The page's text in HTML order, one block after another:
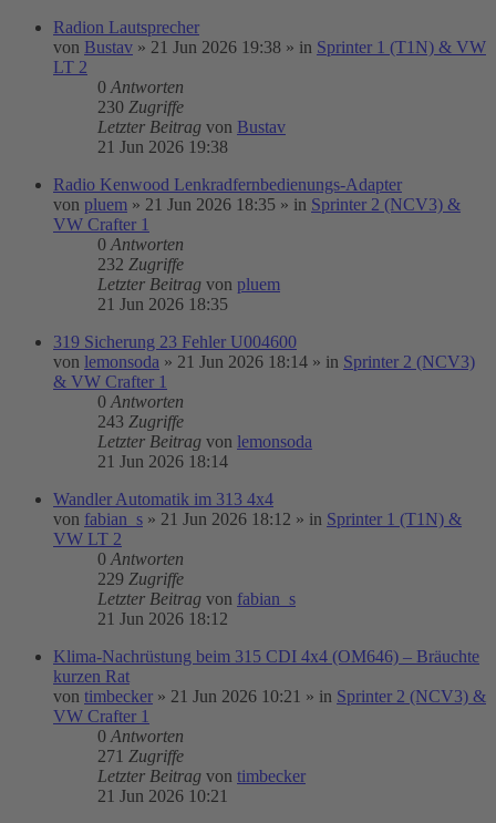
Radion Lautsprecher
von Bustav » 21 Jun 2026 19:38 » in Sprinter 1 (T1N) & VW
LT 2
0 Antworten
230 Zugriffe
Letzter Beitrag von Bustav
21 Jun 2026 19:38
Radio Kenwood Lenkradfernbedienungs-Adapter
von pluem » 21 Jun 2026 18:35 » in Sprinter 2 (NCV3) &
VW Crafter 1
0 Antworten
232 Zugriffe
Letzter Beitrag von pluem
21 Jun 2026 18:35
319 Sicherung 23 Fehler U004600
von lemonsoda » 21 Jun 2026 18:14 » in Sprinter 2 (NCV3)
& VW Crafter 1
0 Antworten
243 Zugriffe
Letzter Beitrag von lemonsoda
21 Jun 2026 18:14
Wandler Automatik im 313 4x4
von fabian_s » 21 Jun 2026 18:12 » in Sprinter 1 (T1N) &
VW LT 2
0 Antworten
229 Zugriffe
Letzter Beitrag von fabian_s
21 Jun 2026 18:12
Klima-Nachrüstung beim 315 CDI 4x4 (OM646) – Bräuchte
kurzen Rat
von timbecker » 21 Jun 2026 10:21 » in Sprinter 2 (NCV3) &
VW Crafter 1
0 Antworten
271 Zugriffe
Letzter Beitrag von timbecker
21 Jun 2026 10:21